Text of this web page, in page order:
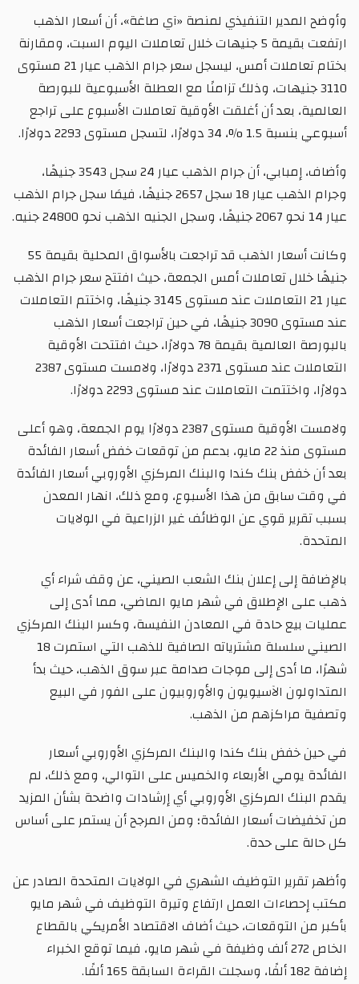
وأوضح المدير التنفيذي لمنصة «آي صاغة»، أن أسعار الذهب
ارتفعت بقيمة 5 جنيهات خلال تعاملات اليوم السبت، ومقارنة
بختام تعاملات أمس، ليسجل سعر جرام الذهب عيار 21 مستوى
3110 جنيهات، وذلك تزامنًا مع العطلة الأسبوعية للبورصة
العالمية، بعد أن أغلقت الأوقية تعاملات الأسبوع على تراجع
أسبوعي بنسبة 1.5 %، 34 دولارًا، لتسجل مستوى 2293 دولارًا.
وأضاف، إمبابي، أن جرام الذهب عيار 24 سجل 3543 جنيهًا،
وجرام الذهب عيار 18 سجل 2657 جنيهًا، فيمَا سجل جرام الذهب
عيار 14 نحو 2067 جنيهًا، وسجل الجنيه الذهب نحو 24800 جنيه.
وكانت أسعار الذهب قد تراجعت بالأسواق المحلية بقيمة 55
جنيهًا خلال تعاملات أمس الجمعة، حيث افتتح سعر جرام الذهب
عيار 21 التعاملات عند مستوى 3145 جنيهًا، واختتم التعاملات
عند مستوى 3090 جنيهًا، في حين تراجعت أسعار الذهب
بالبورصة العالمية بقيمة 78 دولارًا، حيث افتتحت الأوقية
التعاملات عند مستوى 2371 دولارًا، ولامست مستوى 2387
دولارًا، واختتمت التعاملات عند مستوى 2293 دولارًا.
ولامست الأوقية مستوى 2387 دولارًا يوم الجمعة، وهو أعلى
مستوى منذ 22 مايو، بدعم من توقعات خفض أسعار الفائدة
بعد أن خفض بنك كندا والبنك المركزي الأوروبي أسعار الفائدة
في وقت سابق من هذا الأسبوع، ومع ذلك، انهار المعدن
بسبب تقرير قوي عن الوظائف غير الزراعية في الولايات
المتحدة.
بالإضافة إلى إعلان بنك الشعب الصيني، عن وقف شراء أي
ذهب على الإطلاق في شهر مايو الماضي، مما أدى إلى
عمليات بيع حادة في المعادن النفيسة، وكسر البنك المركزي
الصيني سلسلة مشترياته الصافية للذهب التي استمرت 18
شهرًا، ما أدى إلى موجات صدامة عبر سوق الذهب، حيث بدأ
المتداولون الآسيويون والأوروبيون على الفور في البيع
وتصفية مراكزهم من الذهب.
في حين خفض بنك كندا والبنك المركزي الأوروبي أسعار
الفائدة يومي الأربعاء والخميس على التوالي، ومع ذلك، لم
يقدم البنك المركزي الأوروبي أي إرشادات واضحة بشأن المزيد
من تخفيضات أسعار الفائدة؛ ومن المرجح أن يستمر على أساس
كل حالة على حدة.
وأظهر تقرير التوظيف الشهري في الولايات المتحدة الصادر عن
مكتب إحصاءات العمل ارتفاع وتيرة التوظيف في شهر مايو
بأكبر من التوقعات، حيث أضاف الاقتصاد الأمريكي بالقطاع
الخاص 272 ألف وظيفة في شهر مايو، فيما توقع الخبراء
إضافة 182 ألفًا، وسجلت القراءة السابقة 165 ألفًا.